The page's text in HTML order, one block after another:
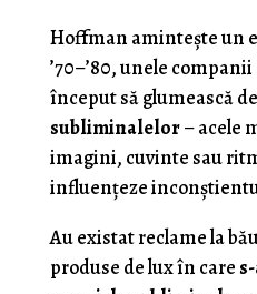
Hoffman amintește un
’70–’80, unele
început să glumească
subliminalelor– acele
imagini, cuvinte sau
influențeze
Au existat reclame la
produse de lux în care